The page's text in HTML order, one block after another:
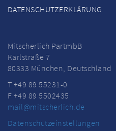
DATENSCHUTZERKLÄRUNG
Mitscherlich PartmbB
Karlstraße 7
80333 München, Deutschland
T +49 89 55231-0
F +49 89 5502435
mail@mitscherlich.de
Datenschutzeinstellungen